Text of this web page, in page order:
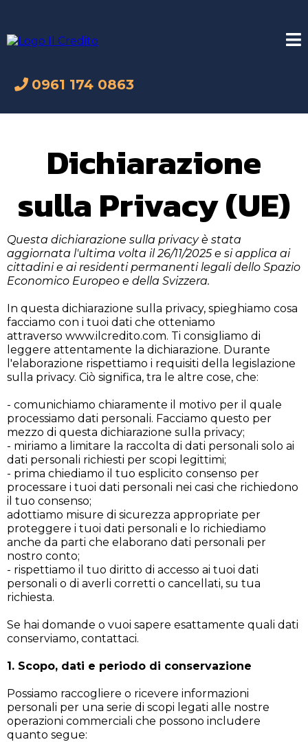
0961 174 0863
Dichiarazione
sulla Privacy (UE)
Questa dichiarazione sulla privacy è stata
aggiornata l'ultima volta il 26/11/2025 e si applica ai
cittadini e ai residenti permanenti legali dello Spazio
Economico Europeo e della Svizzera.
In questa dichiarazione sulla privacy, spieghiamo cosa
facciamo con i tuoi dati che otteniamo
attraverso www.ilcredito.com. Ti consigliamo di
leggere attentamente la dichiarazione. Durante
l'elaborazione rispettiamo i requisiti della legislazione
sulla privacy. Ciò significa, tra le altre cose, che:
- comunichiamo chiaramente il motivo per il quale
processiamo dati personali. Facciamo questo per
mezzo di questa dichiarazione sulla privacy;
- miriamo a limitare la raccolta di dati personali solo ai
dati personali richiesti per scopi legittimi;
- prima chiediamo il tuo esplicito consenso per
processare i tuoi dati personali nei casi che richiedono
il tuo consenso;
adottiamo misure di sicurezza appropriate per
proteggere i tuoi dati personali e lo richiediamo
anche da parti che elaborano dati personali per
nostro conto;
- rispettiamo il tuo diritto di accesso ai tuoi dati
personali o di averli corretti o cancellati, su tua
richiesta.
Se hai domande o vuoi sapere esattamente quali dati
conserviamo, contattaci.
1. Scopo, dati e periodo di conservazione
Possiamo raccogliere o ricevere informazioni
personali per una serie di scopi legati alle nostre
operazioni commerciali che possono includere
quanto segue: